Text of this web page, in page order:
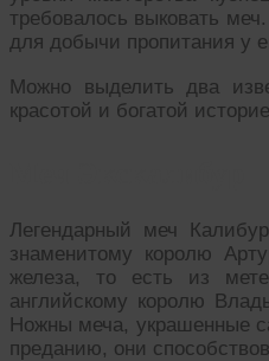
требовалось выковать
для добычи пропитания у
Можно выделить два
красотой и богатой
Легендарный меч
знаменитому королю
железа, то есть из
английскому королю
Ножны меча, украшенные
преданию, они